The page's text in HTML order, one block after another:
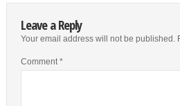
Leave a Reply
Your email address will not be published.
Comment*